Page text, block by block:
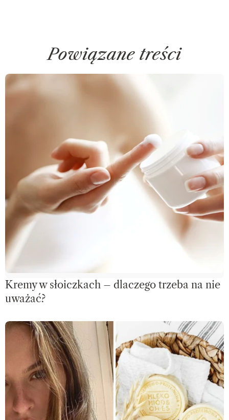
Powiązane treści
Kremy w słoiczkach – dlaczego trzeba na nie
uważać?